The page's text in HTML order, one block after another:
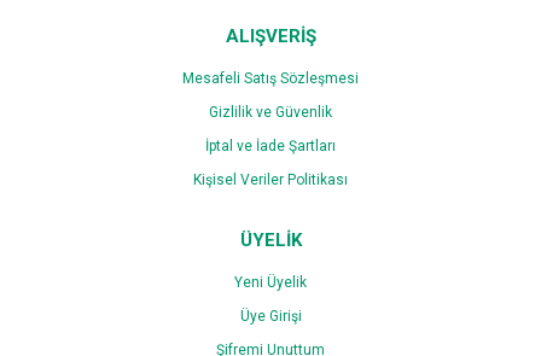
ALIŞVERİŞ
Mesafeli Satış Sözleşmesi
Gizlilik ve Güvenlik
İptal ve İade Şartları
Kişisel Veriler Politikası
ÜYELİK
Yeni Üyelik
Üye Girişi
Şifremi Unuttum